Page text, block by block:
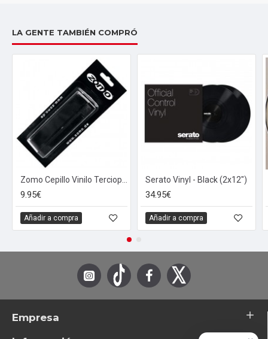
LA GENTE TAMBIÉN COMPRÓ
9.95€
Añadir a compra
Serato Vinyl - Black (2x12")
34.95€
Añadir a compra
Empresa